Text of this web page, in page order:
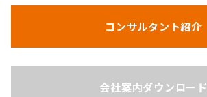
コンサルタント紹介
会社案内ダウンロード